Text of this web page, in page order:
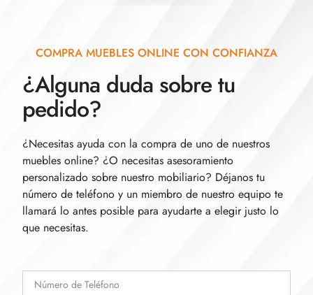
COMPRA MUEBLES ONLINE CON CONFIANZA
¿Alguna duda sobre tu
pedido?
¿Necesitas ayuda con la compra de uno de nuestros
muebles online? ¿O necesitas asesoramiento
personalizado sobre nuestro mobiliario? Déjanos tu
número de teléfono y un miembro de nuestro equipo te
llamará lo antes posible para ayudarte a elegir justo lo
que necesitas.